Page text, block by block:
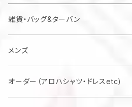
雑貨・バッグ&ターバン
バッグ
マスク
メンズ
オーダー（アロハシャツ・ドレスetc)